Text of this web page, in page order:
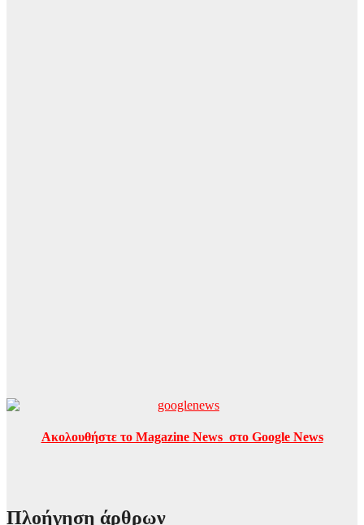
Ακολουθήστε το Magazine News στο Google News
Πλοήγηση άρθρων